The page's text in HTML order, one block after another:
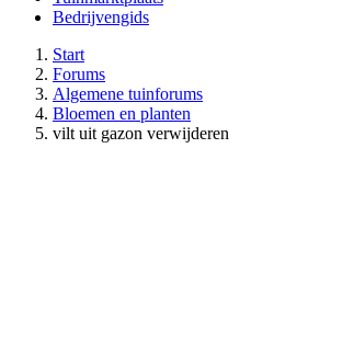
Bedrijvengids
Start
Forums
Algemene tuinforums
Bloemen en planten
vilt uit gazon verwijderen